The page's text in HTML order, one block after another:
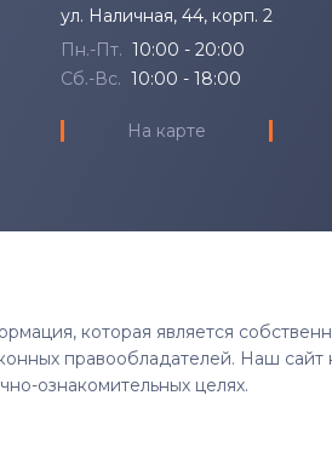
ул. Наличная, 44, корп. 2
Пн.-Пт. 10:00 - 20:00
Сб.-Вс. 10:00 - 18:00
На карте
которая является
правообладателей. Наш сайт
ознакомительных целях.